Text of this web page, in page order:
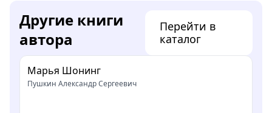
Другие книги
автора
Перейти в
каталог
Марья Шонинг
Пушкин Александр Сергеевич